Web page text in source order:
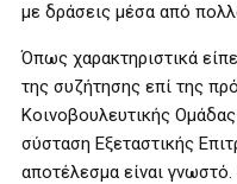
με δράσεις μέσα από
Όπως χαρακτηριστικά
της συζήτησης επί της
Κοινοβουλευτικής
σύσταση Εξεταστικής
αποτέλεσμα είναι